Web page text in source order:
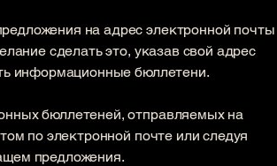
на адрес электронной почты
сделать это, указав свой адрес
информационные бюллетени.
бюллетеней, отправляемых на
по электронной почте или следуя
предложения.